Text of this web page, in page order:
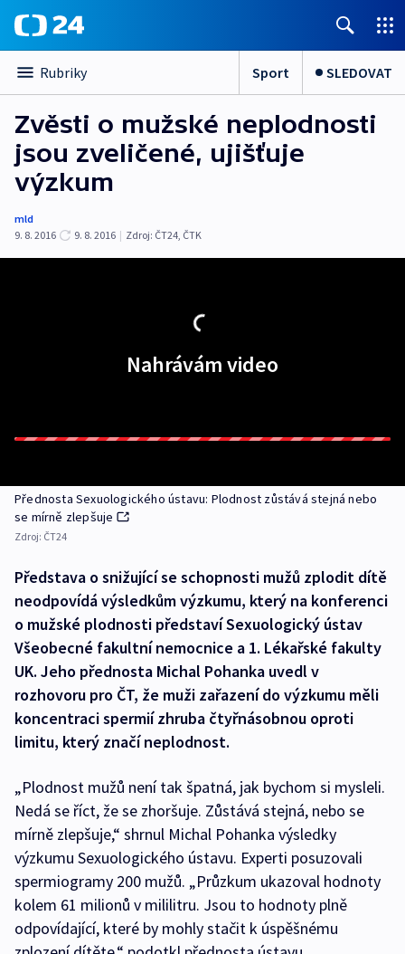
Rubriky Sport SLEDOVAT
Zvěsti o mužské neplodnosti
jsou zveličené, ujišťuje
výzkum
mld
9. 8. 2016
9. 8. 2016 | Zdroj: ČT24, ČTK
Nahrávám video
Přednosta Sexuologického ústavu: Plodnost zůstává stejná nebo
se mírně zlepšuje
Zdroj: ČT24
Představa o snižující se schopnosti mužů zplodit dítě
neodpovídá výsledkům výzkumu, který na konferenci
o mužské plodnosti představí Sexuologický ústav
Všeobecné fakultní nemocnice a 1. Lékařské fakulty
UK. Jeho přednosta Michal Pohanka uvedl v
rozhovoru pro ČT, že muži zařazení do výzkumu měli
koncentraci spermií zhruba čtyřnásobnou oproti
limitu, který značí neplodnost.
„Plodnost mužů není tak špatná, jak bychom si mysleli.
Nedá se říct, že se zhoršuje. Zůstává stejná, nebo se
mírně zlepšuje,“ shrnul Michal Pohanka výsledky
výzkumu Sexuologického ústavu. Experti posuzovali
spermiogramy 200 mužů. „Průzkum ukazoval hodnoty
kolem 61 milionů v mililitru. Jsou to hodnoty plně
odpovídající, které by mohly stačit k úspěšnému